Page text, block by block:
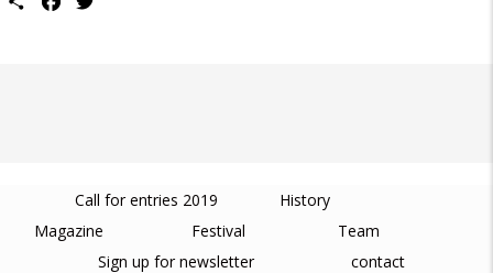
Call for entries 2019
History
Magazine
Festival
Team
Sign up for newsletter
contact